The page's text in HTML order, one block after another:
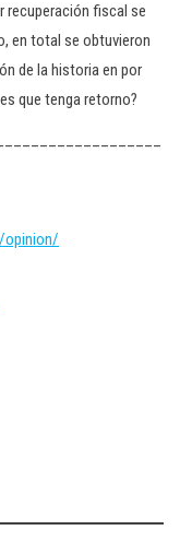
recuperación fiscal se
en total se obtuvieron
de la historia en por
que tenga retorno?
opinion/